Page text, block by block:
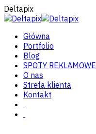
Deltapix
Główna
Portfolio
Blog
SPOTY REKLAMOWE
O nas
Strefa klienta
Kontakt